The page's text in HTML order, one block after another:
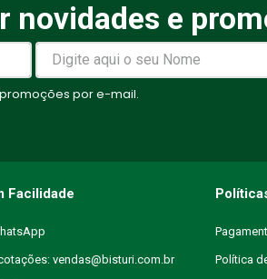
novidades e
por e-mail.
Facilidade
vendas@bisturi.com.br Política